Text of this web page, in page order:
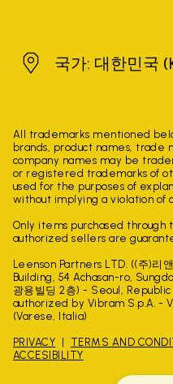
대한민국국가: 대한민국
All trademarks mentioned
brands, product names, trade
company names may be
or registered trademarks of
used for the purposes of
without implying a violation of
Only items purchased through
authorized sellers are
Leenson Partners LTD. ((주)리
Building, 54 Achasan-ro,
광용빌딩 2층) - Seoul,
authorized by Vibram S.p.A. -
(Varese, Italia)
PRIVACY TERMS AND
ACCESIBILITY